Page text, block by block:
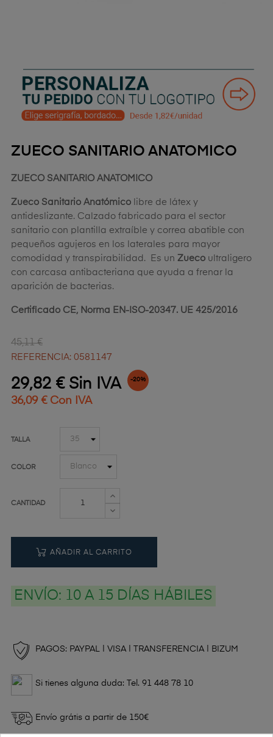
ZUECO SANITARIO ANATOMICO
ZUECO SANITARIO ANATOMICO
Zueco Sanitario Anatómico libre de látex y
antideslizante. Calzado fabricado para el sector
sanitario con plantilla extraíble y correa abatible con
pequeños agujeros en los laterales para mayor
comodidad y transpirabilidad. Es un Zueco ultraligero
con carcasa antibacteriana que ayuda a frenar la
aparición de bacterias.
Certificado CE, Norma EN-ISO-20347. UE 425/2016
45,11 €
REFERENCIA: 0581147
29,82 € Sin IVA -20%
36,09 € Con IVA
TALLA
COLOR
CANTIDAD
AÑADIR AL CARRITO
ENVÍO: 10 A 15 DÍAS HÁBILES
PAGOS: PAYPAL | VISA | TRANSFERENCIA | BIZUM
Si tienes alguna duda: Tel. 91 448 78 10
Envío grátis a partir de 150€